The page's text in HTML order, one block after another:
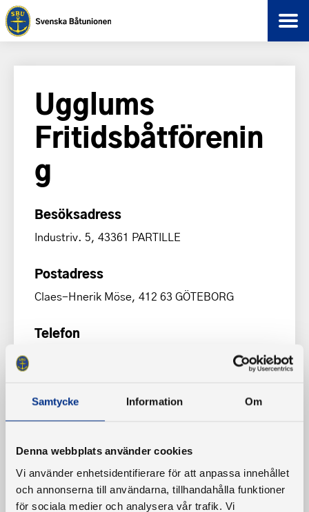
Samtycke Information Om
Denna webbplats använder cookies
Vi använder enhetsidentifierare för att anpassa innehållet
och annonserna till användarna, tillhandahålla funktioner
för sociala medier och analysera vår trafik. Vi
Ugglums
Fritidsbåtförenin
g
Besöksadress
Industriv. 5, 43361 PARTILLE
Postadress
Claes-Hnerik Möse, 412 63 GÖTEBORG
Telefon